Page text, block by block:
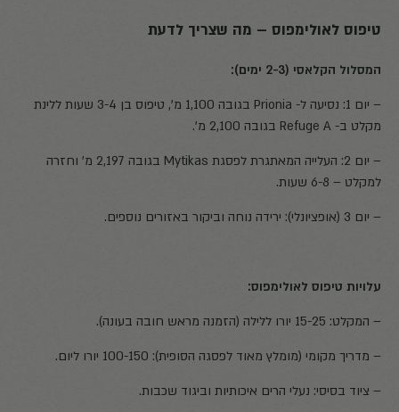
טיפוס לאולימפוס – מה שצריך לדעת
המסלול הקלאסי (2-3 ימים):
– יום 1: נסיעה ל- Prionia בגובה 1,100 מ', טיפוס בן 3-4 שעות ללינת
מקלט ב- Refuge A בגובה 2,100 מ'.
– יום 2: העלייה המאתגרת לפסגת Mytikas בגובה 2,197 מ' וחזרה
למקלט – 6-8 שעות.
– יום 3 (אופציונלי): ירידה נוחה וביקור באזורים נוספים.
עלויות טיפוס לאולימפוס:
– המקלט: 15-25 יורו ללילה (הזמנה מראש חובה בעונה).
– מדריך מקומי (מומלץ מאוד לפסגה הסופית): 100-150 יורו ליום.
– ציוד בסיסי: נעלי הרים איכותיות וביגוד שכבות.